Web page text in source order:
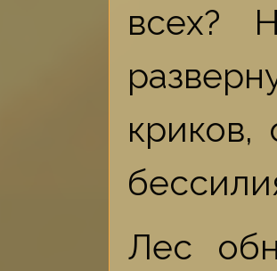
всех?
Лес